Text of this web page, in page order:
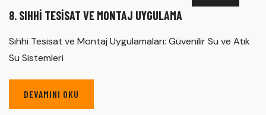
8. SIHHI TESISAT VE MONTAJ UYGULAMA
Sıhhi Tesisat ve Montaj Uygulamaları: Güvenilir Su ve Atık
Su Sistemleri
DEVAMINI OKU